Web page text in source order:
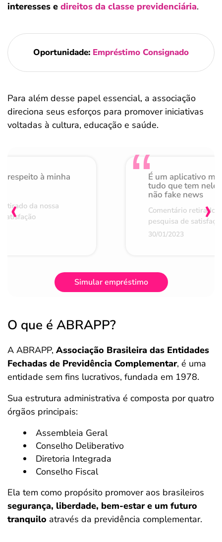
interesses e direitos da classe previdenciária.
Oportunidade: Empréstimo Consignado
Para além desse papel essencial, a associação
direciona seus esforços para promover iniciativas
voltadas à cultura, educação e saúde.
respeito à minha
da nossa
É um aplicativo
tudo que tem nele
não fake news
Comentário retirado
pesquisa de
30/01/2023
‹ ›
Simular empréstimo
O que é ABRAPP?
A ABRAPP, Associação Brasileira das Entidades
Fechadas de Previdência Complementar, é uma
entidade sem fins lucrativos, fundada em 1978.
Sua estrutura administrativa é composta por quatro
órgãos principais:
Assembleia Geral
Conselho Deliberativo
Diretoria Integrada
Conselho Fiscal
Ela tem como propósito promover aos brasileiros
segurança, liberdade, bem-estar e um futuro
tranquilo através da previdência complementar.